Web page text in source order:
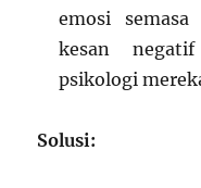
emosi
kesan negatif
psikologi
Solusi: